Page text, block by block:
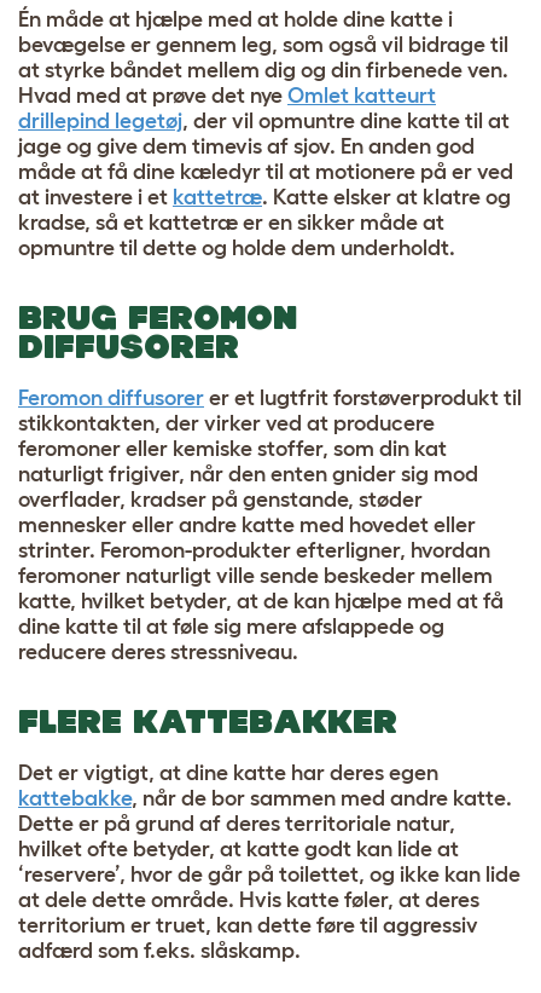
Én måde at hjælpe med at holde dine katte i
bevægelse er gennem leg, som også vil bidrage til
at styrke båndet mellem dig og din firbenede ven.
Hvad med at prøve det nye Omlet katteurt
drillepind legetøj, der vil opmuntre dine katte til at
jage og give dem timevis af sjov. En anden god
måde at få dine kæledyr til at motionere på er ved
at investere i et kattetræ. Katte elsker at klatre og
kradse, så et kattetræ er en sikker måde at
opmuntre til dette og holde dem underholdt.
BRUG FEROMON
DIFFUSORER
Feromon diffusorer er et lugtfrit forstøverprodukt til
stikkontakten, der virker ved at producere
feromoner eller kemiske stoffer, som din kat
naturligt frigiver, når den enten gnider sig mod
overflader, kradser på genstande, støder
mennesker eller andre katte med hovedet eller
strinter. Feromon-produkter efterligner, hvordan
feromoner naturligt ville sende beskeder mellem
katte, hvilket betyder, at de kan hjælpe med at få
dine katte til at føle sig mere afslappede og
reducere deres stressniveau.
FLERE KATTEBAKKER
Det er vigtigt, at dine katte har deres egen
kattebakke, når de bor sammen med andre katte.
Dette er på grund af deres territoriale natur,
hvilket ofte betyder, at katte godt kan lide at
‘reservere’, hvor de går på toilettet, og ikke kan lide
at dele dette område. Hvis katte føler, at deres
territorium er truet, kan dette føre til aggressiv
adfærd som f.eks. slåskamp.